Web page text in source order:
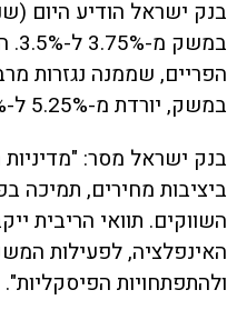
בנק ישראל הודיע היום
הפריים, שממנה נגזרות
במשק, יורדת מ-5.25% ל-5%.
בנק ישראל מסר:
ביציבות מחירים, תמיכה
השווקים. תוואי הריבית
האינפלציה, לפעילות
ולהתפתחויות הפיסקליות".